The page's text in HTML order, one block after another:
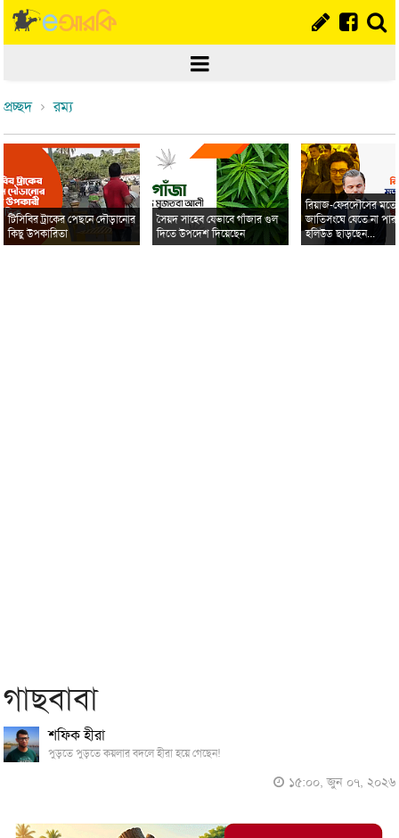
প্রচ্ছদ রম্য
টিসিবির ট্রাকের পেছনে দৌড়ানোর
কিছু উপকারিতা
সৈয়দ সাহেব যেভাবে গাঁজার গুল
দিতে উপদেশ দিয়েছেন
রিয়াজ-ফেরদৌসের মতো
জাতিসংঘে যেতে না
হলিউড ছাড়ছেন...
গাছবাবা
শফিক হীরা
পুড়তে পুড়তে কয়লার বদলে হীরা হয়ে গেছেন!
১৫:০০, জুন ০৭, ২০২৬